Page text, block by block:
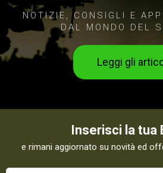
NOTIZIE, CONSIGLI E
DAL MONDO DEL
Leggi gli
Inserisci la tua
e rimani aggiornato su novità ed